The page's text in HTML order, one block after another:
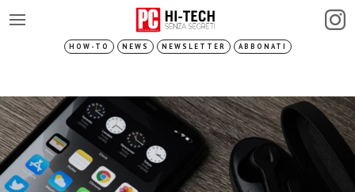
HOW-TO NEWS NEWSLETTER ABBONATI